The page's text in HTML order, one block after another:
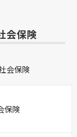
会保険
保険